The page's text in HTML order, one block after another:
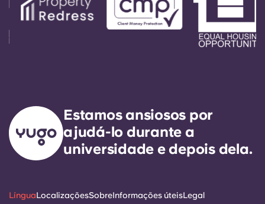
Estamos ansiosos por
ajudá-lo durante a
universidade e depois dela.
LínguaLocalizaçõesSobreInformações úteisLegal